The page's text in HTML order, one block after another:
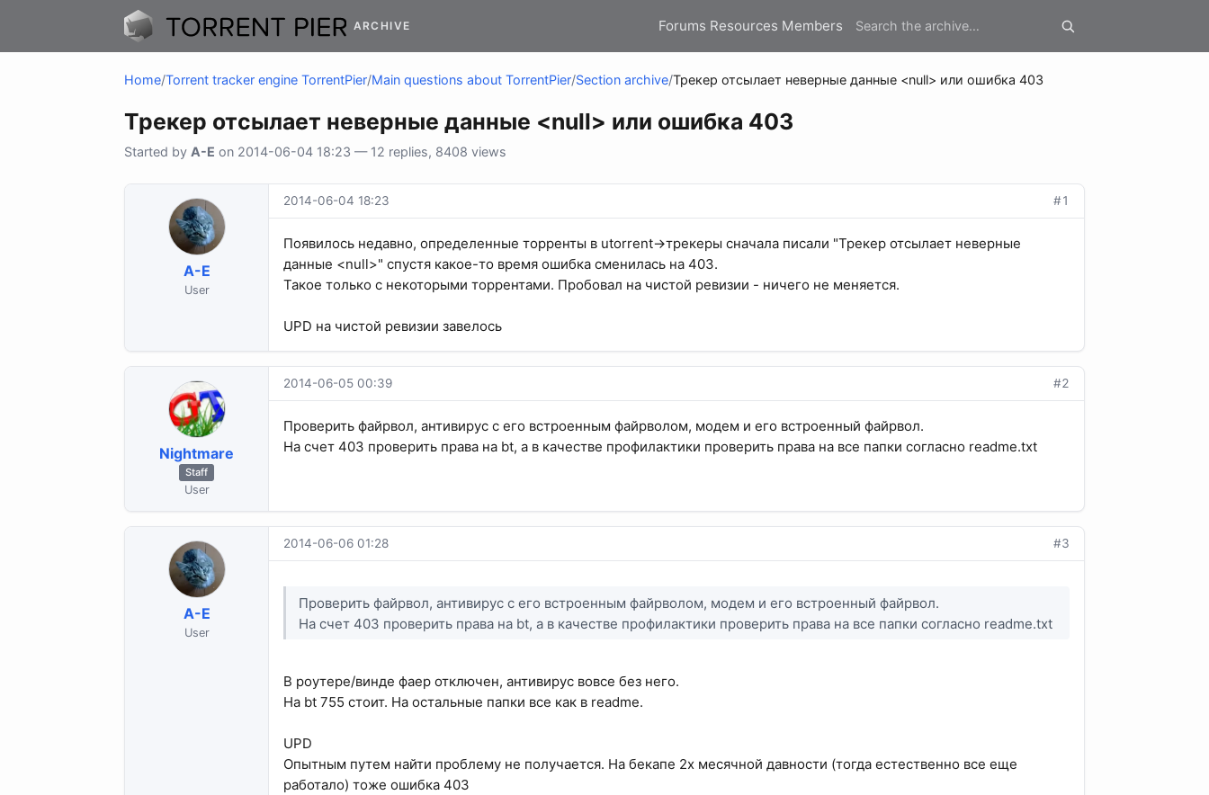
ARCHIVE Forums Resources Members
Home/Torrent tracker engine TorrentPier/Main questions about TorrentPier/Section archive/Трекер отсылает неверные данные <null> или ошибка 403
Трекер отсылает неверные данные <null> или ошибка 403
Started by A-E on 2014-06-04 18:23 — 12 replies, 8408 views
A-E
User
2014-06-04 18:23 #1
Появилось недавно, определенные торренты в utorrent->трекеры сначала писали "Трекер отсылает неверные
данные <null>" спустя какое-то время ошибка сменилась на 403.
Такое только с некоторыми торрентами. Пробовал на чистой ревизии - ничего не меняется.
UPD на чистой ревизии завелось
Nightmare
Staff
User
2014-06-05 00:39 #2
Проверить файрвол, антивирус с его встроенным файрволом, модем и его встроенный файрвол.
На счет 403 проверить права на bt, а в качестве профилактики проверить права на все папки согласно readme.txt
A-E
User
2014-06-06 01:28 #3
Проверить файрвол, антивирус с его встроенным файрволом, модем и его встроенный файрвол.
На счет 403 проверить права на bt, а в качестве профилактики проверить права на все папки согласно readme.txt
В роутере/винде фаер отключен, антивирус вовсе без него.
На bt 755 стоит. На остальные папки все как в readme.
UPD
Опытным путем найти проблему не получается. На бекапе 2х месячной давности (тогда естественно все еще
работало) тоже ошибка 403